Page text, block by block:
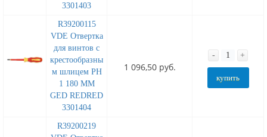
3301403
R39200115
VDE Отвертка
для винтов с
крестообразны
м шлицем PH
1 180 MM
GED REDRED
3301404
1 096,50 руб.
- +
купить
R39200219